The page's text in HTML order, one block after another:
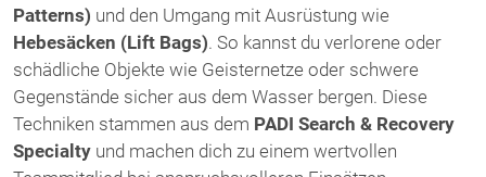
Patterns) und den Umgang mit Ausrüstung wie
Hebesäcken (Lift Bags). So kannst du verlorene oder
schädliche Objekte wie Geisternetze oder schwere
Gegenstände sicher aus dem Wasser bergen. Diese
Techniken stammen aus dem PADI Search & Recovery
Specialty und machen dich zu einem wertvollen